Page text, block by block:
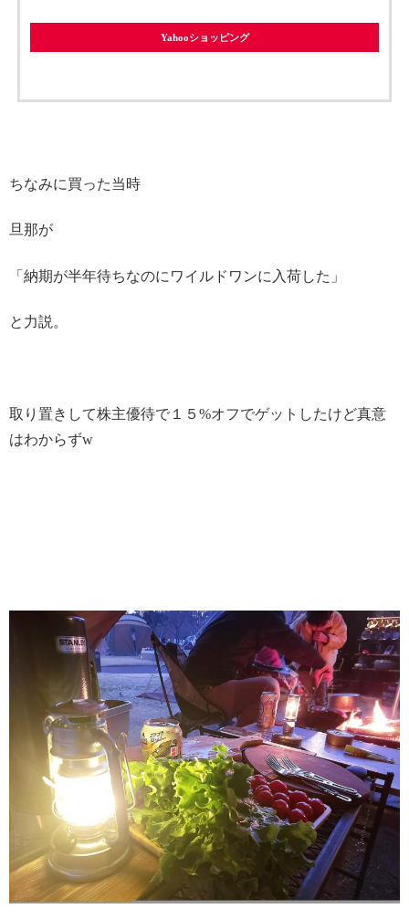
Yahooショッピング
ちなみに買った当時
旦那が
「納期が半年待ちなのにワイルドワンに入荷した」
と力説。
取り置きして株主優待で１５%オフでゲットしたけど真意
はわからずw